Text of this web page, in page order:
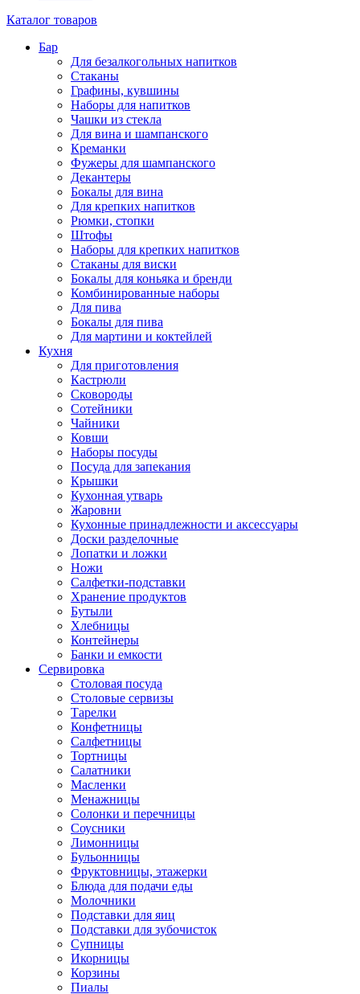
Каталог товаров
Бар
Для безалкогольных напитков
Стаканы
Графины, кувшины
Наборы для напитков
Чашки из стекла
Для вина и шампанского
Креманки
Фужеры для шампанского
Декантеры
Бокалы для вина
Для крепких напитков
Рюмки, стопки
Штофы
Наборы для крепких напитков
Стаканы для виски
Бокалы для коньяка и бренди
Комбинированные наборы
Для пива
Бокалы для пива
Для мартини и коктейлей
Кухня
Для приготовления
Кастрюли
Сковороды
Сотейники
Чайники
Ковши
Наборы посуды
Посуда для запекания
Крышки
Кухонная утварь
Жаровни
Кухонные принадлежности и аксессуары
Доски разделочные
Лопатки и ложки
Ножи
Салфетки-подставки
Хранение продуктов
Бутыли
Хлебницы
Контейнеры
Банки и емкости
Сервировка
Столовая посуда
Столовые сервизы
Тарелки
Конфетницы
Салфетницы
Тортницы
Салатники
Масленки
Менажницы
Солонки и перечницы
Соусники
Лимонницы
Бульонницы
Фруктовницы, этажерки
Блюда для подачи еды
Молочники
Подставки для яиц
Подставки для зубочисток
Супницы
Икорницы
Корзины
Пиалы